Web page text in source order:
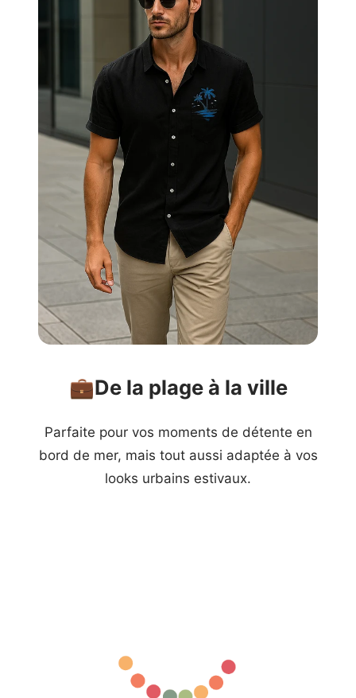
💼De la plage à la ville
Parfaite pour vos moments de détente en
bord de mer, mais tout aussi adaptée à vos
looks urbains estivaux.